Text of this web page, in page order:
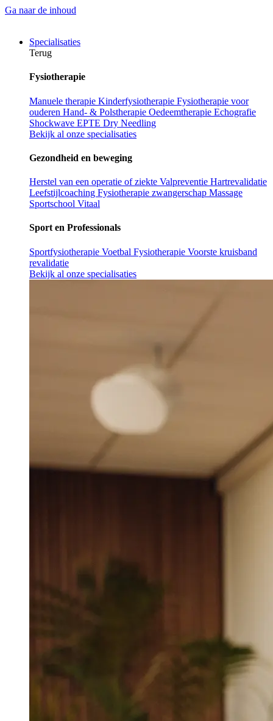
Ga naar de inhoud
Specialisaties
Terug
Fysiotherapie
Manuele therapie Kinderfysiotherapie Fysiotherapie voor
ouderen Hand- & Polstherapie Oedeemtherapie Echografie
Shockwave EPTE Dry Needling
Bekijk al onze specialisaties
Gezondheid en beweging
Herstel van een operatie of ziekte Valpreventie Hartrevalidatie
Leefstijlcoaching Fysiotherapie zwangerschap Massage
Sportschool Vitaal
Sport en Professionals
Sportfysiotherapie Voetbal Fysiotherapie Voorste kruisband
revalidatie
Bekijk al onze specialisaties